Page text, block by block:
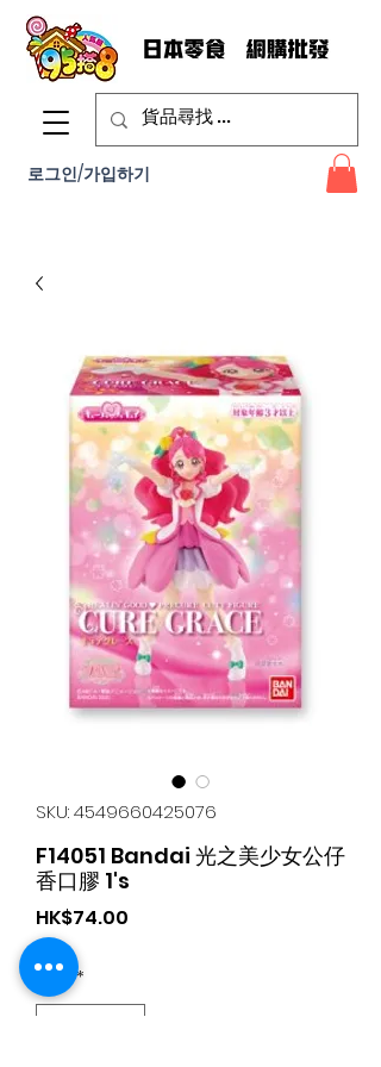
로그인/가입하기
SKU: 4549660425076
F14051 Bandai 光之美少女公仔
香口膠 1's
HK$74.00
수량 *